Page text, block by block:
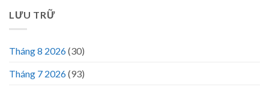
LƯU TRỮ
Tháng 8 2026(30)
Tháng 7 2026(93)